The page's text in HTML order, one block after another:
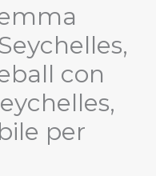
con
per